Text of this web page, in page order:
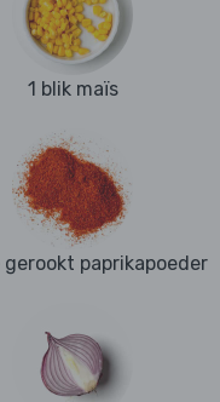
1 blik maïs
gerookt paprikapoeder